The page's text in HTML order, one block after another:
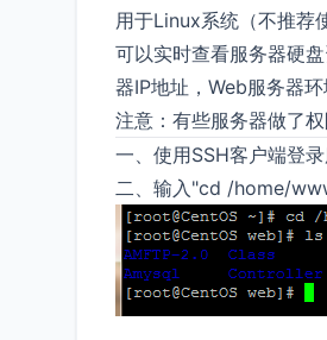
用于Linux系统（不推荐
可以实时查看服务器硬
器IP地址，Web服务器
注意：有些服务器做了
一、使用SSH客户端登
二、输入"cd /home/